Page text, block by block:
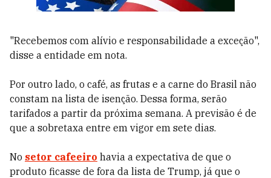
"Recebemos com alívio e responsabilidade a exceção",
disse a entidade em nota.
Por outro lado, o café, as frutas e a carne do Brasil não
constam na lista de isenção. Dessa forma, serão
tarifados a partir da próxima semana. A previsão é de
que a sobretaxa entre em vigor em sete dias.
No setor cafeeiro havia a expectativa de que o
produto ficasse de fora da lista de Trump, já que o